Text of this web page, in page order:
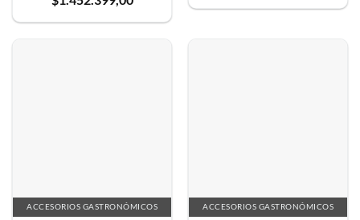
ACCESORIOS GASTRONÓMICOS ACCESORIOS GASTRONÓMICOS